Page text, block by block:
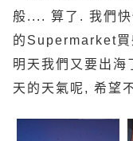
般.... 算了. 我們
的Supermarket買
明天我們又要出海
天的天氣呢, 希望